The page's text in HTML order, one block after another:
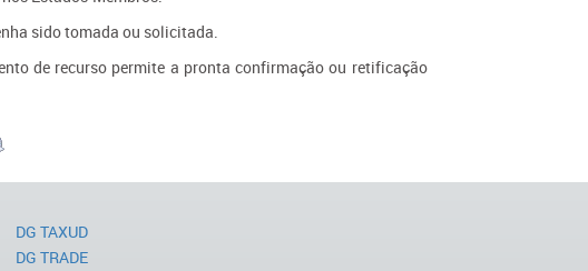
sido tomada ou solicitada.
de recurso permite a pronta confirmação ou retificação
DG TAXUD
DG TRADE